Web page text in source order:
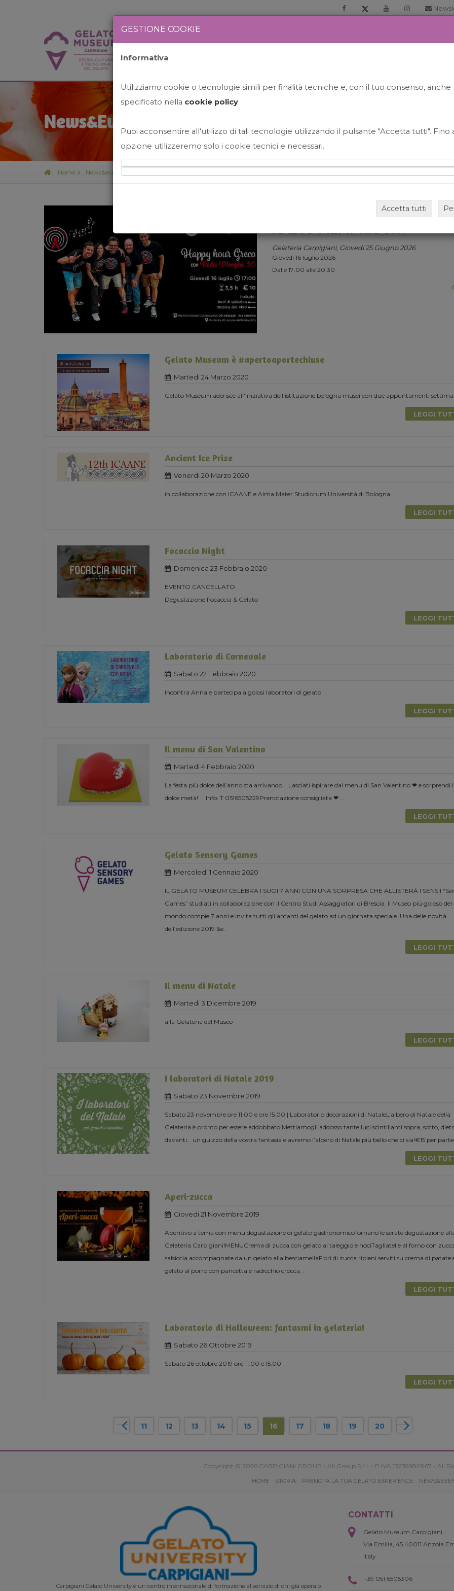
News&Events
Home News&events
HAPPY HOUR GRECO CON
RADIO MEMPHIS 3.0.
Gelateria Carpigiani, Giovedi 25 Giugno 2026
Giovedì 16 luglio 2026
Dalle 17:00 alle 20:30
Gelato Museum è #apertoaportechiuse
Martedi 24 Marzo 2020
Gelato Museum aderisce all'iniziativa dell'istituzione bologna musei con due appuntamenti
LEGGI
Ancient Ice Prize
Venerdi 20 Marzo 2020
in collaborazione con ICAANE e Alma Mater Studiorum Università di Bologna
LEGGI
Focaccia Night
Domenica 23 Febbraio 2020
EVENTO CANCELLATO
Degustazione Focaccia & Gelato
LEGGI
Laboratorio di Carnevale
Sabato 22 Febbraio 2020
Incontra Anna e partecipa a golosi laboratori di gelato
LEGGI
Il menu di San Valentino
Martedi 4 Febbraio 2020
La festa più dolce dell’anno sta arrivando! Lasciati ispirare dal menu di San Valentino ❤ e sorprendi
dolce metà! Info: T 0516505229Prenotazione consigliata ❤ ...
LEGGI
Gelato Sensory Games
Mercoledi 1 Gennaio 2020
IL GELATO MUSEUM CELEBRA I SUOI 7 ANNI CON UNA SORPRESA CHE ALLIETERÁ I SENSII
Games” studiati in collaborazione con il Centro Studi Assaggiatori di Brescia. Il Museo più goloso del
mondo compie 7 anni e invita tutti gli amanti del gelato ad un giornata speciale. Una delle novità
dell’edizione 2019 &e...
LEGGI
Il menu di Natale
Martedi 3 Dicembre 2019
alla Gelateria del Museo
LEGGI
I laboratori di Natale 2019
Sabato 23 Novembre 2019
Sabato 23 novembre ore 11.00 e ore 15.00 | Laboratorio decorazioni di NataleL’albero di Natale della
Gelateria è pronto per essere addobbato!Mettiamogli addosso tante luci scintillanti sopra, sotto,
davanti… un guizzo della vostra fantasia e avremo l’albero di Natale più bello che ci sia!€15 per
LEGGI
Aperi-zucca
Giovedi 21 Novembre 2019
Aperitivo a tema con menu degustazione di gelato gastronomicoTornano le serate degustazione
Gelateria Carpigiani!MENUCrema di zucca con gelato al taleggio e nociTagliatelle al forno con
salsiccia accompagnate da un gelato alla besciamellaFiori di zucca ripieni serviti su crema di patate
gelato al porro con pancetta e radicchio crocca...
LEGGI
Laboratorio di Halloween: fantasmi in gelateria!
Sabato 26 Ottobre 2019
Sabato 26 ottobre 2019 ore 11:00 e 15:00
LEGGI
11 12 13 14 15 16 17 18 19 20
Copyright © 2026 CARPIGIANI GROUP - Ali Group S.r.l. - P.IVA 13239980967 - All
HOME STORIA PRENOTA LA TUA GELATO EXPERIENCE
Carpigiani Gelato University è un centro internazionale di formazione al servizio di chi già opera o
CONTATTI
Gelato Museum Carpigiani
Via Emilia, 45 40011 Anzola
Italy
+39 051 6505306
GESTIONE COOKIE
Informativa
Utilizziamo cookie o tecnologie simili per finalità tecniche e, con il tuo consenso,
specificato nella cookie policy.
Puoi acconsentire all'utilizzo di tali tecnologie utilizzando il pulsante "Accetta tutti". Fino
opzione utilizzeremo solo i cookie tecnici e necessari.
Accetta tutti